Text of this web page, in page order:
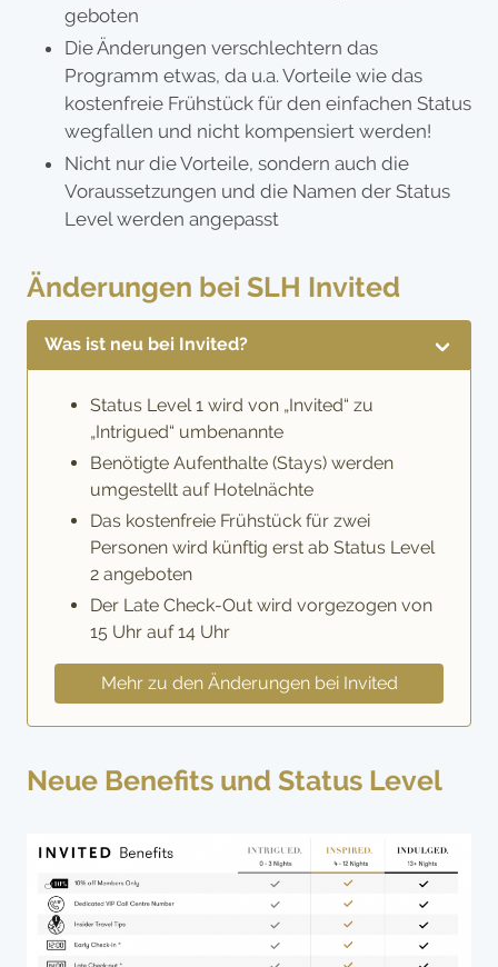
geboten
Die Änderungen verschlechtern das
Programm etwas, da u.a. Vorteile wie das
kostenfreie Frühstück für den einfachen Status
wegfallen und nicht kompensiert werden!
Nicht nur die Vorteile, sondern auch die
Voraussetzungen und die Namen der Status
Level werden angepasst
Änderungen bei SLH Invited
Was ist neu bei Invited?
Status Level 1 wird von „Invited“ zu
„Intrigued“ umbenannte
Benötigte Aufenthalte (Stays) werden
umgestellt auf Hotelnächte
Das kostenfreie Frühstück für zwei
Personen wird künftig erst ab Status Level
2 angeboten
Der Late Check-Out wird vorgezogen von
15 Uhr auf 14 Uhr
Mehr zu den Änderungen bei Invited
Neue Benefits und Status Level